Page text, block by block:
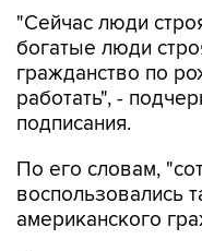
"Сейчас люди
богатые люди
гражданство по
работать", -
подписания.
По его словам,
воспользовались
американского